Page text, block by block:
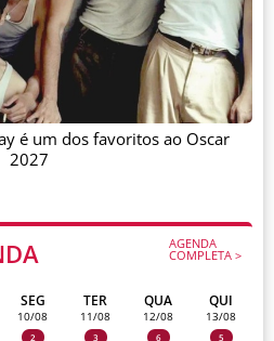
AGENDA
COMPLETA >
SEG
10/08
2
TER
11/08
3
QUA
12/08
6
QUI
13/08
5
é um dos favoritos ao Oscar
2027